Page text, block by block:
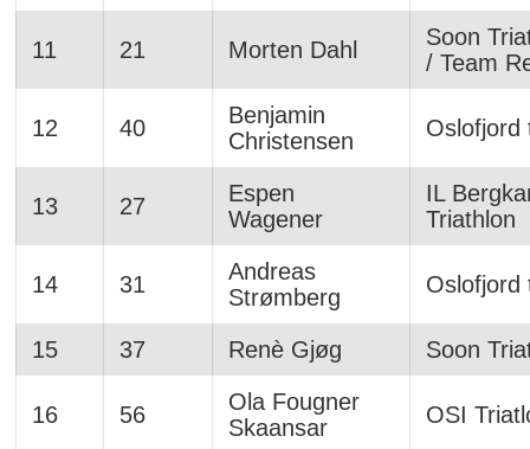
11 21 Morten Dahl
Soon
/ Team
12 40
Benjamin
Christensen
Oslofjord
13 27
Espen
Wagener
IL
Triathlon
14 31
Andreas
Strømberg
Oslofjord
15 37 Renè Gjøg Soon
16 56
Ola Fougner
Skaansar
OSI